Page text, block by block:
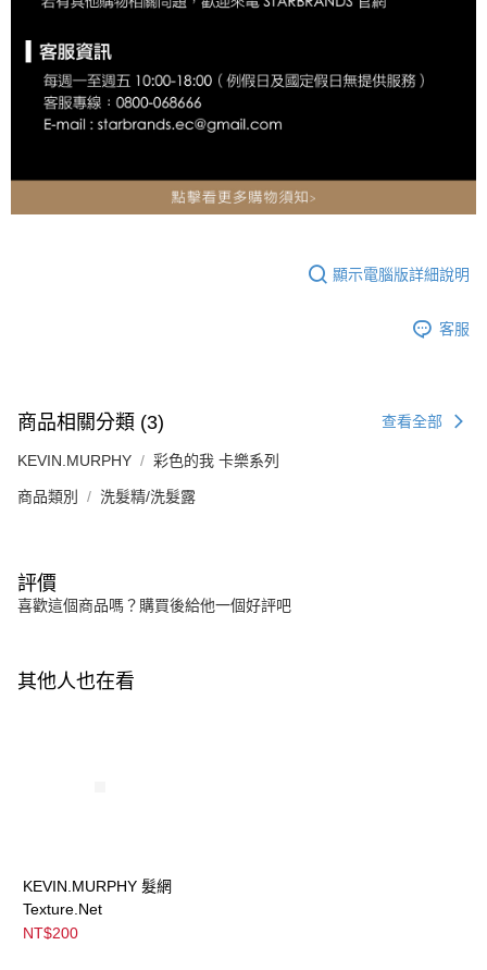
顯示電腦版詳細說明
客服
商品相關分類 (3) 查看全部
KEVIN.MURPHY 彩色的我 卡樂系列
商品類別 洗髮精/洗髮露
評價
喜歡這個商品嗎？購買後給他一個好評吧
其他人也在看
KEVIN.MURPHY 髮網
Texture.Net
NT$200